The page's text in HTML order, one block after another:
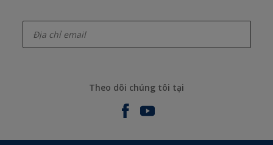
Theo dõi chúng tôi tại